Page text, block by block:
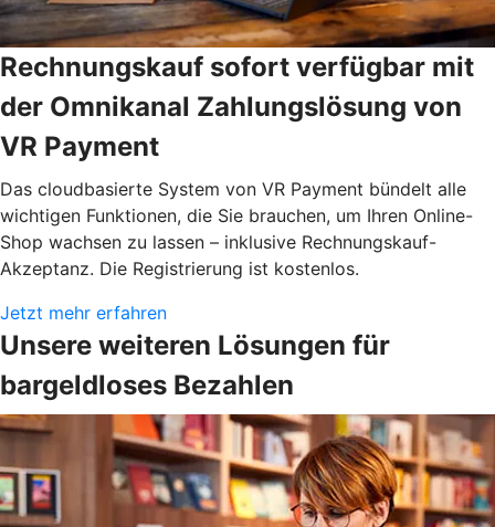
Rechnungskauf sofort verfügbar mit
der Omnikanal Zahlungslösung von
VR Payment
Das cloudbasierte System von VR Payment bündelt alle
wichtigen Funktionen, die Sie brauchen, um Ihren Online-
Shop wachsen zu lassen – inklusive Rechnungskauf-
Akzeptanz. Die Registrierung ist kostenlos.
Jetzt mehr erfahren
Unsere weiteren Lösungen für
bargeldloses Bezahlen